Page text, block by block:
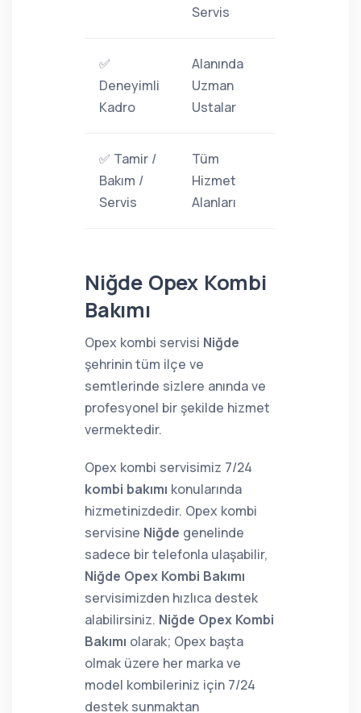
Servis
✅
Deneyimli
Kadro
Alanında
Uzman
Ustalar
✅ Tamir /
Bakım /
Servis
Tüm
Hizmet
Alanları
Niğde Opex Kombi
Bakımı
Opex kombi servisi Niğde
şehrinin tüm ilçe ve
semtlerinde sizlere anında ve
profesyonel bir şekilde hizmet
vermektedir.
Opex kombi servisimiz 7/24
kombi bakımı konularında
hizmetinizdedir. Opex kombi
servisine Niğde genelinde
sadece bir telefonla ulaşabilir,
Niğde Opex Kombi Bakımı
servisimizden hızlıca destek
alabilirsiniz. Niğde Opex Kombi
Bakımı olarak; Opex başta
olmak üzere her marka ve
model kombileriniz için 7/24
destek sunmaktan